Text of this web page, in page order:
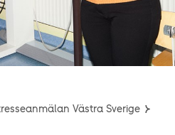
Västra Sverige